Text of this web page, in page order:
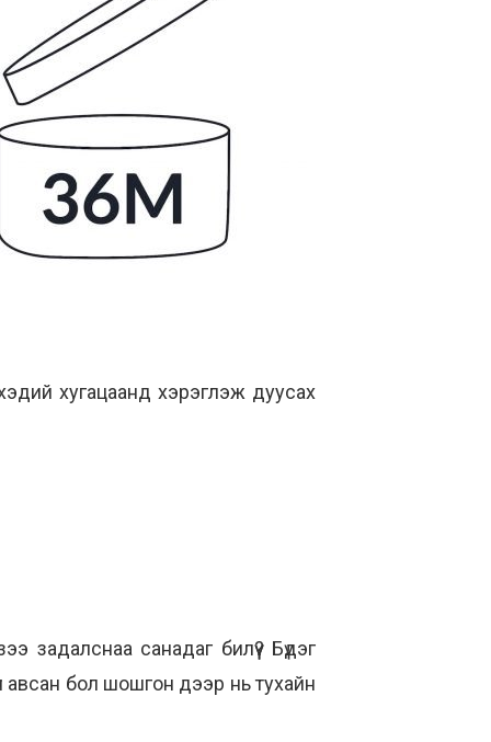
хугацаанд хэрэглэж дуусах
задалснаа санадаг билүү? Бүдэг
авсан бол шошгон дээр нь тухайн